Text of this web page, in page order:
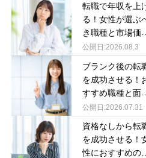
転職で年収を上
る！女性が選ぶ
き職種と市場価
を高める戦略
2026.08.3
ブランク後の転
を成功させる！
すすめ職種と面
での伝え方2026.07.31
資格なしから転
を成功させる！
性におすすめの職